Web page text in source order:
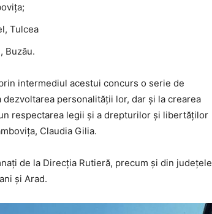
Tulcea
Buzău.
intermediul acestui concurs o serie de
personalității lor, dar și la crearea
respectarea legii și a drepturilor și libertăților
Claudia Gilia.
de la Direcția Rutieră, precum și din județele
și Arad.